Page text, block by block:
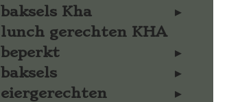
baksels Kha
lunch gerechten KHA
beperkt
baksels
eiergerechten